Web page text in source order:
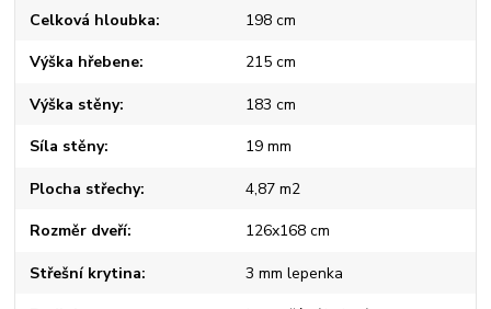
Celková hloubka 198 cm
Výška hřebene 215 cm
Výška stěny 183 cm
Síla stěny 19 mm
Plocha střechy 4,87 m2
Rozměr dveří 126x168 cm
Střešní krytina 3 mm lepenka